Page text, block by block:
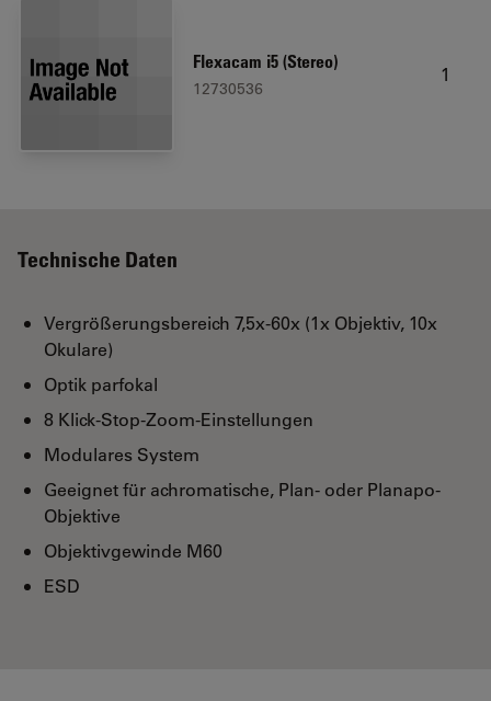
Flexacam i5 (Stereo)
12730536
1
Technische Daten
Vergrößerungsbereich 7,5x‑60x (1x Objektiv, 10x
Okulare)
Optik parfokal
8 Klick-Stop-Zoom-Einstellungen
Modulares System
Geeignet für achromatische, Plan- oder Planapo-
Objektive
Objektivgewinde M60
ESD